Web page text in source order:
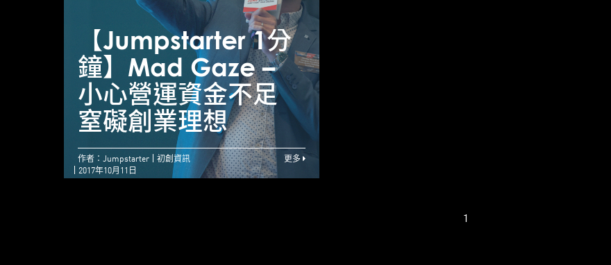
【Jumpstarter 1分
鐘】Mad Gaze –
小心營運資金不足
窒礙創業理想
作者：Jumpstarter
初創資訊
2017年10月11日
更多
1